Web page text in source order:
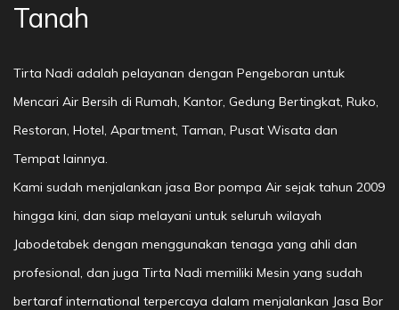
Tanah
Tirta Nadi adalah pelayanan dengan Pengeboran untuk
Mencari Air Bersih di Rumah, Kantor, Gedung Bertingkat, Ruko,
Restoran, Hotel, Apartment, Taman, Pusat Wisata dan
Tempat lainnya.
Kami sudah menjalankan jasa Bor pompa Air sejak tahun 2009
hingga kini, dan siap melayani untuk seluruh wilayah
Jabodetabek dengan menggunakan tenaga yang ahli dan
profesional, dan juga Tirta Nadi memiliki Mesin yang sudah
bertaraf international terpercaya dalam menjalankan Jasa Bor